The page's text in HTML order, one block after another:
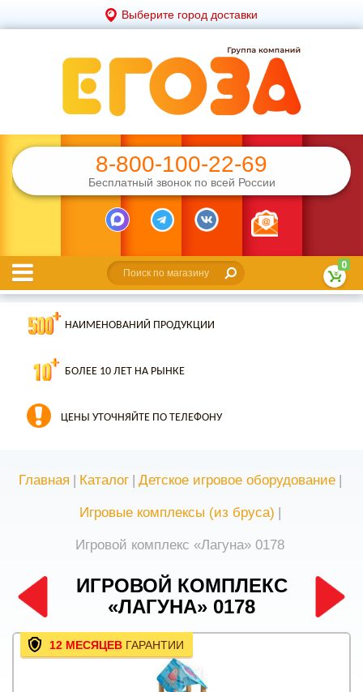
Выберите город доставки
8-800-100-22-69
Бесплатный звонок по всей России
0
НАИМЕНОВАНИЙ ПРОДУКЦИИ
БОЛЕЕ 10 ЛЕТ НА РЫНКЕ
ЦЕНЫ УТОЧНЯЙТЕ ПО ТЕЛЕФОНУ
Главная | Каталог | Детское игровое оборудование |
Игровые комплексы (из бруса) |
Игровой комплекс «Лагуна» 0178
ИГРОВОЙ КОМПЛЕКС
«ЛАГУНА» 0178
12 МЕСЯЦЕВ ГАРАНТИИ